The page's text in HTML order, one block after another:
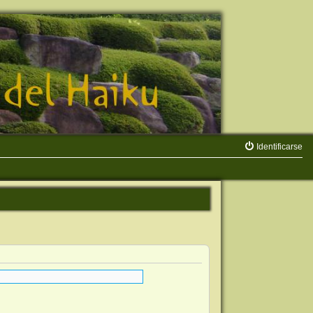
Identificarse